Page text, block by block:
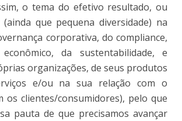
o tema do efetivo resultado, ou
(ainda que pequena diversidade) na
corporativa, do compliance,
da sustentabilidade, e
organizações, de seus produtos
e/ou na sua relação com o
os clientes/consumidores), pelo que
pauta de que precisamos avançar